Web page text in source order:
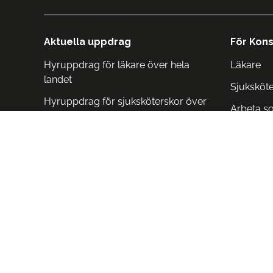
Aktuella uppdrag
Hyruppdrag för läkare över hela
landet
Hyruppdrag för sjuksköterskor över
För
Läkare
Arbeta